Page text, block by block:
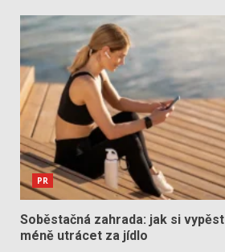
PR
Soběstačná zahrada: jak si
méně utrácet za jídlo